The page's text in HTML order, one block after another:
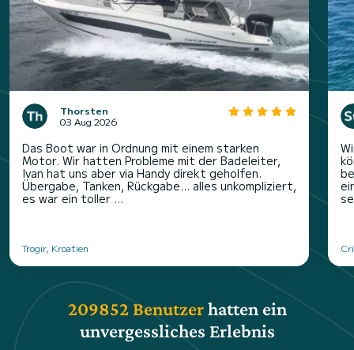
Thorsten
03 Aug 2026
Das Boot war in Ordnung mit einem starken
Motor. Wir hatten Probleme mit der Badeleiter,
Ivan hat uns aber via Handy direkt geholfen.
Übergabe, Tanken, Rückgabe… alles unkompliziert,
es war ein toller ...
Trogir, Kroatien
209852 Benutzerhatten ein
unvergessliches Erlebnis